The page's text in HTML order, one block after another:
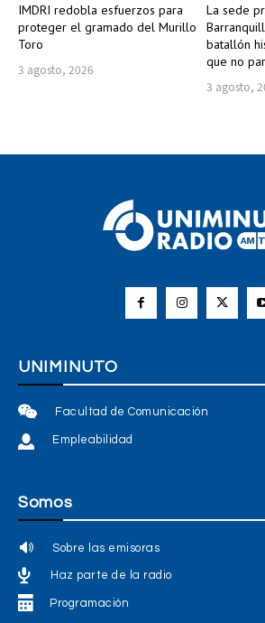
IMDRI redobla esfuerzos para
proteger el gramado del Murillo
Toro
3 agosto, 2026
La sede
batallón
que no
3 agosto,
UNIMINUTO
Facultad de Comunicación
Empleabilidad
Somos
Sobre las emisoras
Haz parte de la radio
Programación